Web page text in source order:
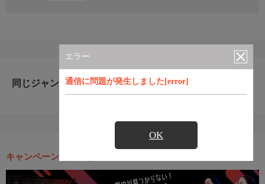
エラー
通信に問題が発生しました[error]
OK
同じジャンルのおすすめ番組
キャンペーン・お得な情報